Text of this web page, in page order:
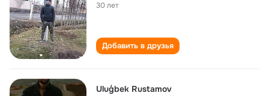
30 лет
Добавить в друзья
Uluģbek Rustamov